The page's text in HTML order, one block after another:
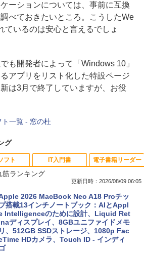
ーションについては、事前に互換
べておきたいところ。こうしたWe
ているのは安心と言えるでしょ
も開発者によって「Windows 10」
アプリをリスト化した特設ページ
は3月で終了していますが、お役
一覧 - 窓の杜
グ
筋ランキング
更新日時：2026/08/09 06:05
2026 MacBook Neo A18 Proチッ
搭載13インチノートブック：AIとAppl
Intelligenceのために設計、Liquid Ret
ディスプレイ、8GBユニファイドメモ
リ、512GB SSDストレージ、1080p Fac
HDカメラ、Touch ID - インディ
フト IT入門書 電子書籍リーダー